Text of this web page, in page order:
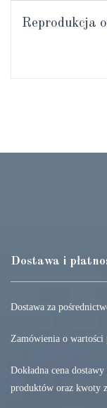
Reprodukcja
Dostawa i
Dostawa za
Zamówienia o wartości
Dokładna cena
produktów oraz kwoty